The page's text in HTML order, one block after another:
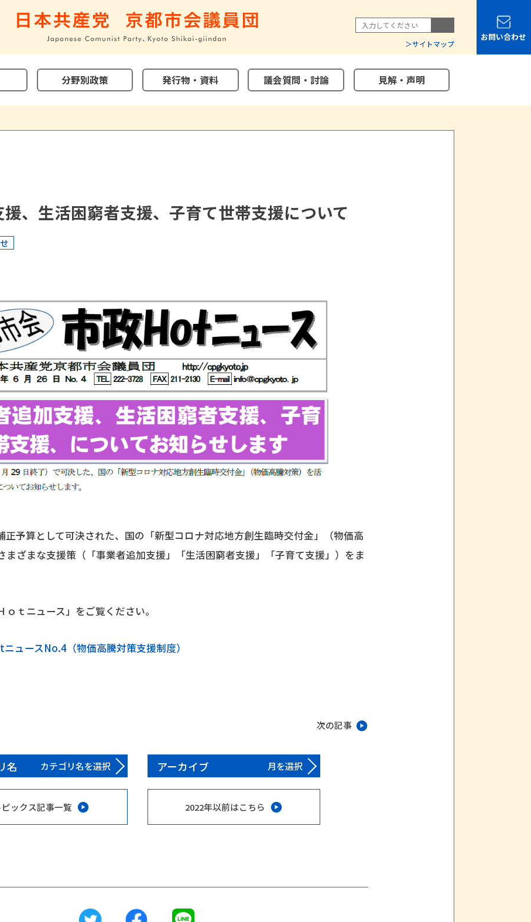
サイトマップ
分野別政策 発行物・資料 議会質問・討論 見解・声明
お問い合わせ
、生活困窮者支援、子育て世帯支援について
予算として可決された、国の「新型コロナ対応地方創生臨時交付金」（物価高
まざまな支援策（「事業者追加支援」「生活困窮者支援」「子育て支援」）をま
ｔニュース」をご覧ください。
ュースNo.4（物価高騰対策支援制度）
次の記事
名 カテゴリ名を選択 アーカイブ 月を選択
ピックス記事一覧 2022年以前はこちら